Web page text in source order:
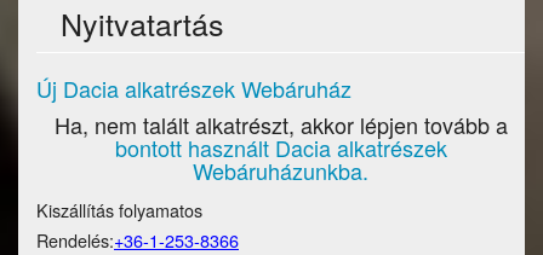
Nyitvatartás
Új Dacia alkatrészek Webáruház
Ha, nem talált alkatrészt, akkor lépjen tovább a
bontott használt Dacia alkatrészek
Webáruházunkba.
Kiszállítás folyamatos
Rendelés:+36-1-253-8366